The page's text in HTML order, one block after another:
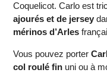
Coquelicot. Carlo est
ajourés et de jersey
mérinos d’Arles
Vous pouvez porter
col roulé fin uni ou à